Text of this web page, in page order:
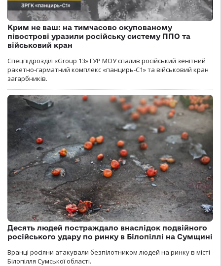
Крим не ваш: на тимчасово окупованому
півострові уразили російську систему ППО та
військовий кран
Спецпідрозділ «Group 13» ГУР МОУ спалив російський зенітний
ракетно-гарматний комплекс «панцирь-С1» та військовий кран
загарбників.
Десять людей постраждало внаслідок подвійного
російського удару по ринку в Білопіллі на Сумщині
Вранці росіяни атакували безпілотником людей на ринку в місті
Білопілля Сумської області.